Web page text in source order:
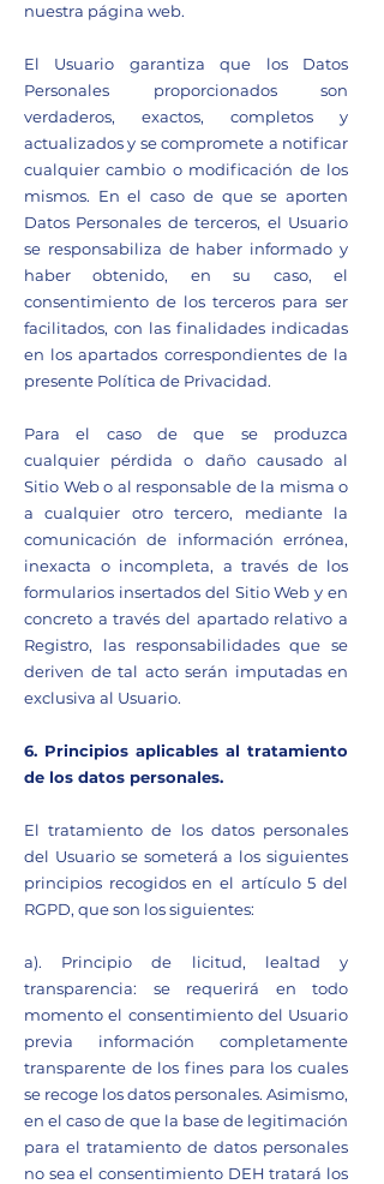
nuestra página web.
El Usuario garantiza que los Datos
Personales proporcionados son
verdaderos, exactos, completos y
actualizados y se compromete a notificar
cualquier cambio o modificación de los
mismos. En el caso de que se aporten
Datos Personales de terceros, el Usuario
se responsabiliza de haber informado y
haber obtenido, en su caso, el
consentimiento de los terceros para ser
facilitados, con las finalidades indicadas
en los apartados correspondientes de la
presente Política de Privacidad.
Para el caso de que se produzca
cualquier pérdida o daño causado al
Sitio Web o al responsable de la misma o
a cualquier otro tercero, mediante la
comunicación de información errónea,
inexacta o incompleta, a través de los
formularios insertados del Sitio Web y en
concreto a través del apartado relativo a
Registro, las responsabilidades que se
deriven de tal acto serán imputadas en
exclusiva al Usuario.
6. Principios aplicables al tratamiento
de los datos personales.
El tratamiento de los datos personales
del Usuario se someterá a los siguientes
principios recogidos en el artículo 5 del
RGPD, que son los siguientes:
a). Principio de licitud, lealtad y
transparencia: se requerirá en todo
momento el consentimiento del Usuario
previa información completamente
transparente de los fines para los cuales
se recoge los datos personales. Asimismo,
en el caso de que la base de legitimación
para el tratamiento de datos personales
no sea el consentimiento DEH tratará los